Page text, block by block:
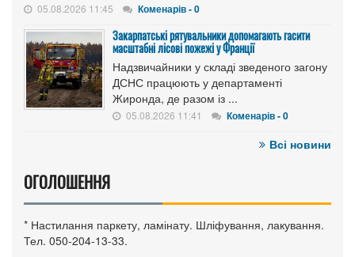
05.08.2026 11:45 Коменарів - 0
Закарпатські рятувальники допомагають гасити
масштабні лісові пожежі у Франції
Надзвичайники у складі зведеного загону
ДСНС працюють у департаменті
Жиронда, де разом із ...
05.08.2026 11:41 Коменарів - 0
Всі новини
ОГОЛОШЕННЯ
* Настилання паркету, ламінату. Шліфування, лакування.
Тел. 050-204-13-33.